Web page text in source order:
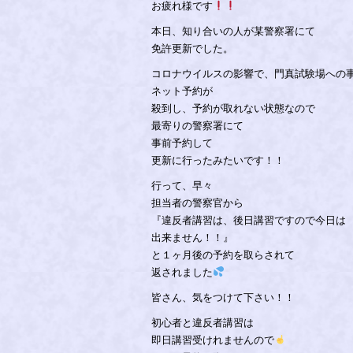
お疲れ様です
本日、知り合いの人が某警察署にて
免許更新でした。
コロナウイルスの影響で、門真試験場への
ネット予約が
殺到し、予約が取れない状態なので
最寄りの警察署にて
事前予約して
更新に行ったみたいです！！
行って、早々
担当者の警察官から
『違反者講習は、後日講習ですので今日は
出来ません！！』
と１ヶ月後の予約を取らされて
返されました
皆さん、気をつけて下さい！！
初心者と違反者講習は
即日講習受けれませんので